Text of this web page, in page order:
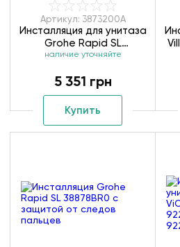
Артикул: 3873200A
Инсталляция для унитаза
Grohe Rapid SL
3873200А (4 в 1)
наличие уточняйте
5 351 грн
Купить